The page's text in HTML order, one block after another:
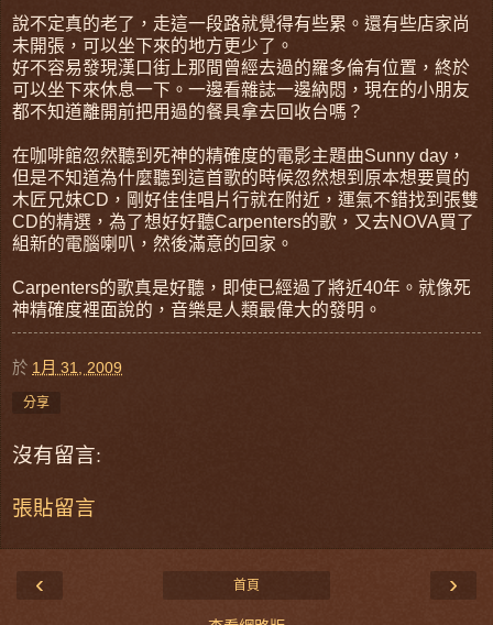
說不定真的老了，走這一段路就覺得有些累。還有些店家尚
未開張，可以坐下來的地方更少了。
好不容易發現漢口街上那間曾經去過的羅多倫有位置，終於
可以坐下來休息一下。一邊看雜誌一邊納悶，現在的小朋友
都不知道離開前把用過的餐具拿去回收台嗎？
在咖啡館忽然聽到死神的精確度的電影主題曲Sunny day，
但是不知道為什麼聽到這首歌的時候忽然想到原本想要買的
木匠兄妹CD，剛好佳佳唱片行就在附近，運氣不錯找到張雙
CD的精選，為了想好好聽Carpenters的歌，又去NOVA買了
組新的電腦喇叭，然後滿意的回家。
Carpenters的歌真是好聽，即使已經過了將近40年。就像死
神精確度裡面說的，音樂是人類最偉大的發明。
於 1月 31, 2009
分享
沒有留言:
張貼留言
‹ ›
首頁